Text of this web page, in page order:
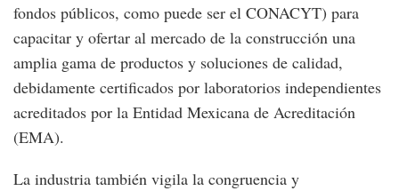
fondos públicos, como puede ser el CONACYT) para
capacitar y ofertar al mercado de la construcción una
amplia gama de productos y soluciones de calidad,
debidamente certificados por laboratorios independientes
acreditados por la Entidad Mexicana de Acreditación
(EMA).
La industria también vigila la congruencia y